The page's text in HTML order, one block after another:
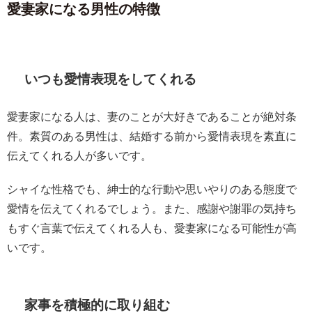
愛妻家になる男性の特徴
いつも愛情表現をしてくれる
愛妻家になる人は、妻のことが大好きであることが絶対条
件。素質のある男性は、結婚する前から愛情表現を素直に
伝えてくれる人が多いです。
シャイな性格でも、紳士的な行動や思いやりのある態度で
愛情を伝えてくれるでしょう。また、感謝や謝罪の気持ち
もすぐ言葉で伝えてくれる人も、愛妻家になる可能性が高
いです。
家事を積極的に取り組む